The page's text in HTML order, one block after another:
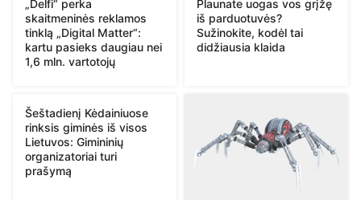
„Delfi“ perka
skaitmeninės reklamos
tinklą „Digital Matter“:
kartu pasieks daugiau nei
1,6 mln. vartotojų
Plaunate uogas vos grįžę
iš parduotuvės?
Sužinokite, kodėl tai
didžiausia klaida
Šeštadienį Kėdainiuose
rinksis giminės iš visos
Lietuvos: Gimininių
organizatoriai turi
prašymą